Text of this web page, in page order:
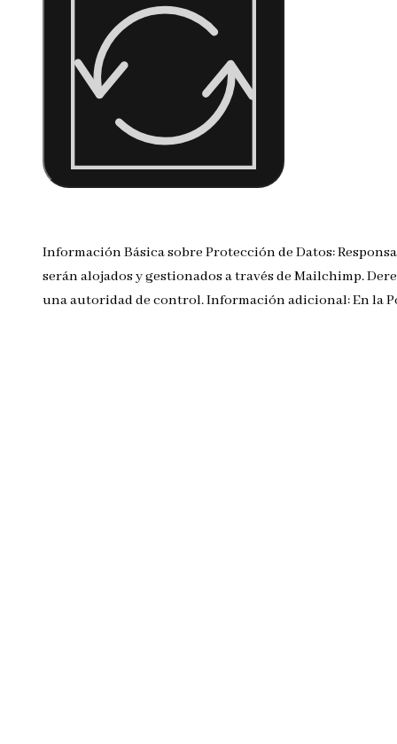
Información Básica sobre Protección de Datos:
serán alojados y gestionados a través de Mailchimp.
una autoridad de control. Información adicional: En la